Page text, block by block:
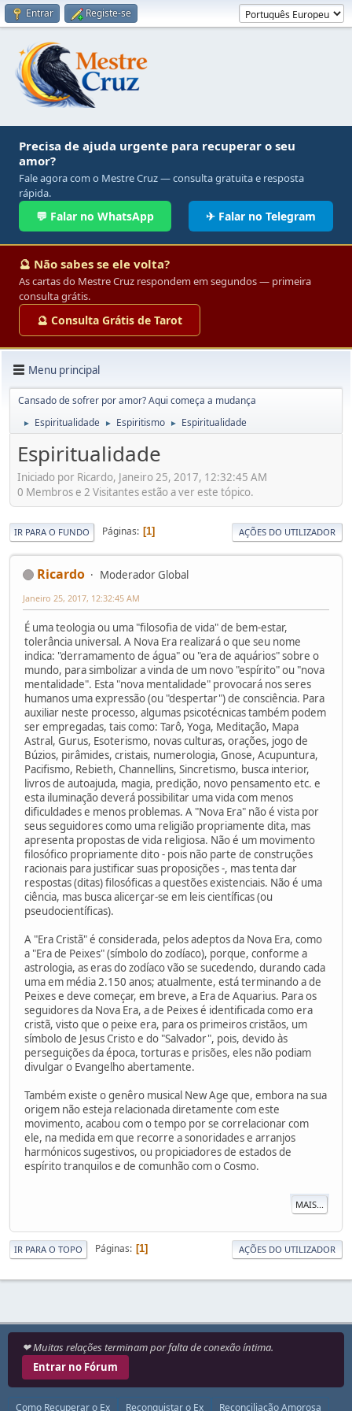
Entrar Registe-se
Precisa de ajuda urgente para recuperar o seu
amor?
Fale agora com o Mestre Cruz — consulta gratuita e resposta
rápida.
💬 Falar no WhatsApp ✈ Falar no Telegram
🔮 Não sabes se ele volta?
As cartas do Mestre Cruz respondem em segundos — primeira
consulta grátis.
🔮 Consulta Grátis de Tarot
Menu principal
Cansado de sofrer por amor? Aqui começa a mudança
► Espiritualidade ► Espiritismo ► Espiritualidade
Espiritualidade
Iniciado por Ricardo, Janeiro 25, 2017, 12:32:45 AM
0 Membros e 2 Visitantes estão a ver este tópico.
IR PARA O FUNDO Páginas 1 AÇÕES DO UTILIZADOR
Ricardo Moderador Global
Janeiro 25, 2017, 12:32:45 AM
É uma teologia ou uma "filosofia de vida" de bem-estar,
tolerância universal. A Nova Era realizará o que seu nome
indica: "derramamento de água" ou "era de aquários" sobre o
mundo, para simbolizar a vinda de um novo "espírito" ou "nova
mentalidade". Esta "nova mentalidade" provocará nos seres
humanos uma expressão (ou "despertar") de consciência. Para
auxiliar neste processo, algumas psicotécnicas também podem
ser empregadas, tais como: Tarô, Yoga, Meditação, Mapa
Astral, Gurus, Esoterismo, novas culturas, orações, jogo de
Búzios, pirâmides, cristais, numerologia, Gnose, Acupuntura,
Pacifismo, Rebieth, Channellins, Sincretismo, busca interior,
livros de autoajuda, magia, predição, novo pensamento etc. e
esta iluminação deverá possibilitar uma vida com menos
dificuldades e menos problemas. A "Nova Era" não é vista por
seus seguidores como uma religião propriamente dita, mas
apresenta propostas de vida religiosa. Não é um movimento
filosófico propriamente dito - pois não parte de construções
racionais para justificar suas proposições -, mas tenta dar
respostas (ditas) filosóficas a questões existenciais. Não é uma
ciência, mas busca alicerçar-se em leis científicas (ou
pseudocientíficas).
A "Era Cristã" é considerada, pelos adeptos da Nova Era, como
a "Era de Peixes" (símbolo do zodíaco), porque, conforme a
astrologia, as eras do zodíaco vão se sucedendo, durando cada
uma em média 2.150 anos; atualmente, está terminando a de
Peixes e deve começar, em breve, a Era de Aquarius. Para os
seguidores da Nova Era, a de Peixes é identificada como era
cristã, visto que o peixe era, para os primeiros cristãos, um
símbolo de Jesus Cristo e do "Salvador", pois, devido às
perseguições da época, torturas e prisões, eles não podiam
divulgar o Evangelho abertamente.
Também existe o genêro musical New Age que, embora na sua
origem não esteja relacionada diretamente com este
movimento, acabou com o tempo por se correlacionar com
ele, na medida em que recorre a sonoridades e arranjos
harmónicos sugestivos, ou propiciadores de estados de
espírito tranquilos e de comunhão com o Cosmo.
MAIS...
IR PARA O TOPO Páginas 1 AÇÕES DO UTILIZADOR
❤ Muitas relações terminam por falta de conexão íntima.
Entrar no Fórum
Como Recuperar o Ex Reconquistar o Ex Reconciliação Amorosa